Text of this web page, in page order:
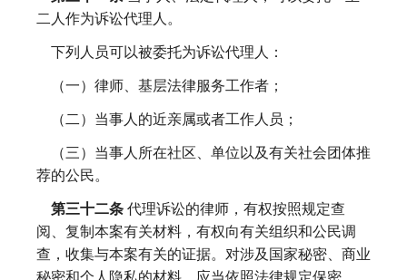
二人作为诉讼代理人。
下列人员可以被委托为诉讼代理人：
（一）律师、基层法律服务工作者；
（二）当事人的近亲属或者工作人员；
（三）当事人所在社区、单位以及有关社会团体推
荐的公民。
第三十二条 代理诉讼的律师，有权按照规定查
阅、复制本案有关材料，有权向有关组织和公民调
查，收集与本案有关的证据。对涉及国家秘密、商业
秘密和个人隐私的材料，应当依照法律规定保密。